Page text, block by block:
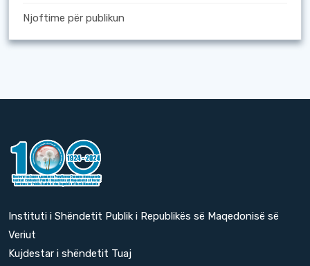
Njoftime për publikun
Instituti i Shëndetit Publik i Republikës së Maqedonisë së
Veriut
Kujdestar i shëndetit Tuaj